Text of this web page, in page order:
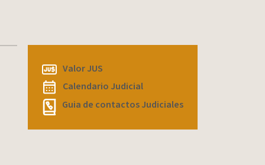
Valor JUS
Calendario Judicial
Guia de contactos Judiciales